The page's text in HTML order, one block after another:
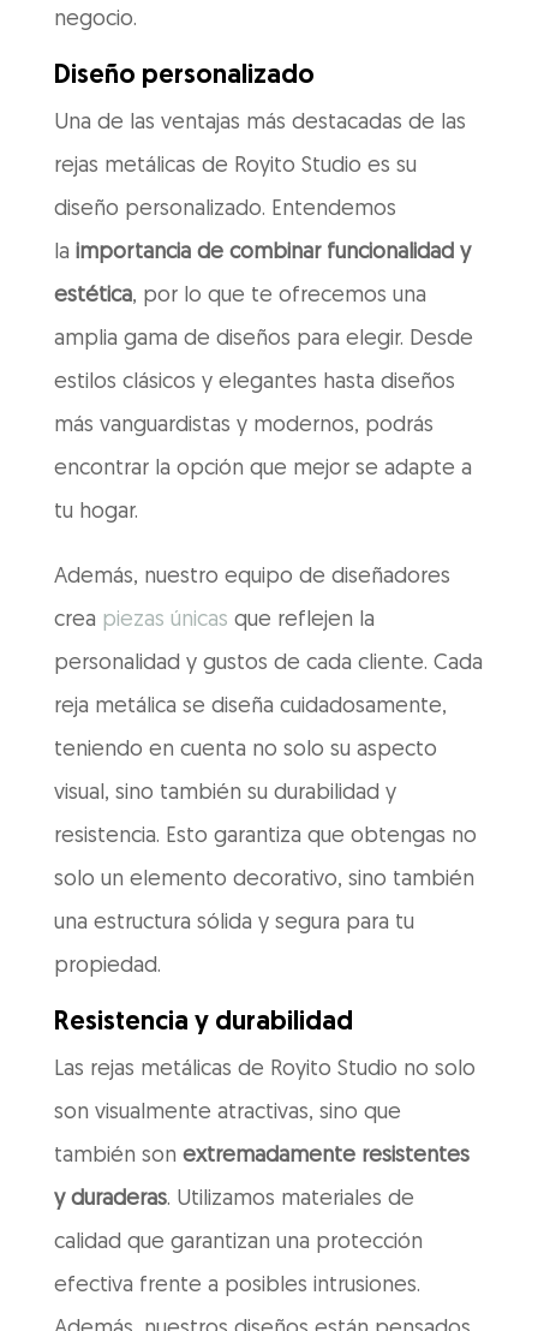
negocio.
Diseño personalizado
Una de las ventajas más destacadas de las
rejas metálicas de Royito Studio es su
diseño personalizado. Entendemos
la importancia de combinar funcionalidad y
estética, por lo que te ofrecemos una
amplia gama de diseños para elegir. Desde
estilos clásicos y elegantes hasta diseños
más vanguardistas y modernos, podrás
encontrar la opción que mejor se adapte a
tu hogar.
Además, nuestro equipo de diseñadores
crea piezas únicas que reflejen la
personalidad y gustos de cada cliente. Cada
reja metálica se diseña cuidadosamente,
teniendo en cuenta no solo su aspecto
visual, sino también su durabilidad y
resistencia. Esto garantiza que obtengas no
solo un elemento decorativo, sino también
una estructura sólida y segura para tu
propiedad.
Resistencia y durabilidad
Las rejas metálicas de Royito Studio no solo
son visualmente atractivas, sino que
también son extremadamente resistentes
y duraderas. Utilizamos materiales de
calidad que garantizan una protección
efectiva frente a posibles intrusiones.